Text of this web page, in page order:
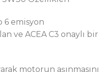
6 emisyon
ve ACEA C3 onaylı bir
motorun aşınmasını